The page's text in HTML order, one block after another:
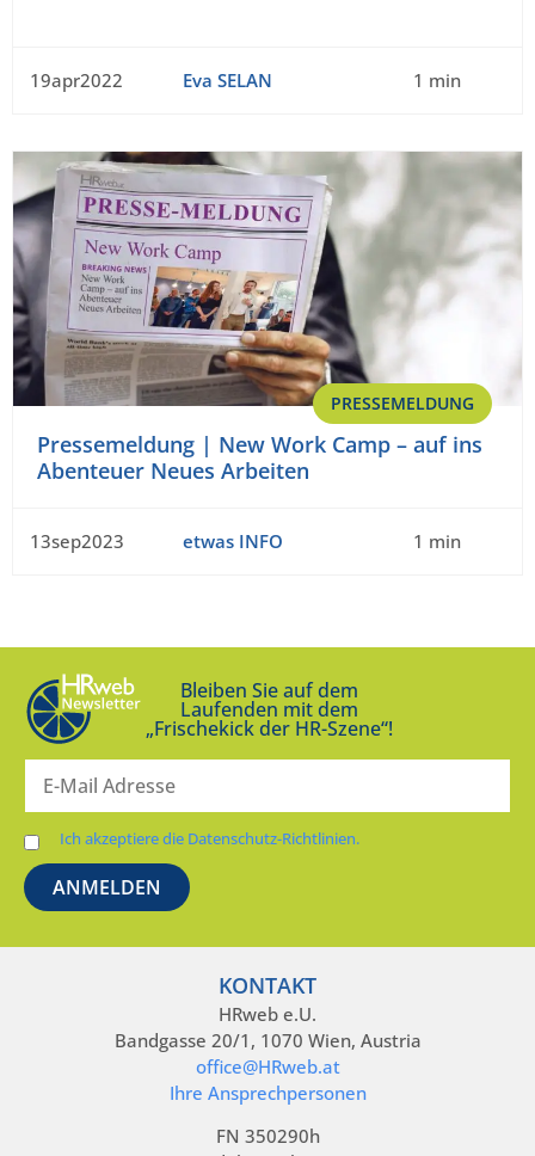
19apr2022 Eva SELAN 1 min
PRESSEMELDUNG
Pressemeldung | New Work Camp – auf ins
Abenteuer Neues Arbeiten
13sep2023 etwas INFO 1 min
Bleiben Sie auf dem
Laufenden mit dem
„Frischekick der HR-Szene“!
Ich akzeptiere die Datenschutz-Richtlinien.
KONTAKT
HRweb e.U.
Bandgasse 20/1, 1070 Wien, Austria
office@HRweb.at
Ihre Ansprechpersonen
FN 350290h